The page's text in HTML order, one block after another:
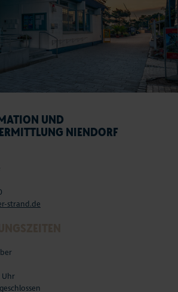
UND
NIENDORF
strand.de
Uhr